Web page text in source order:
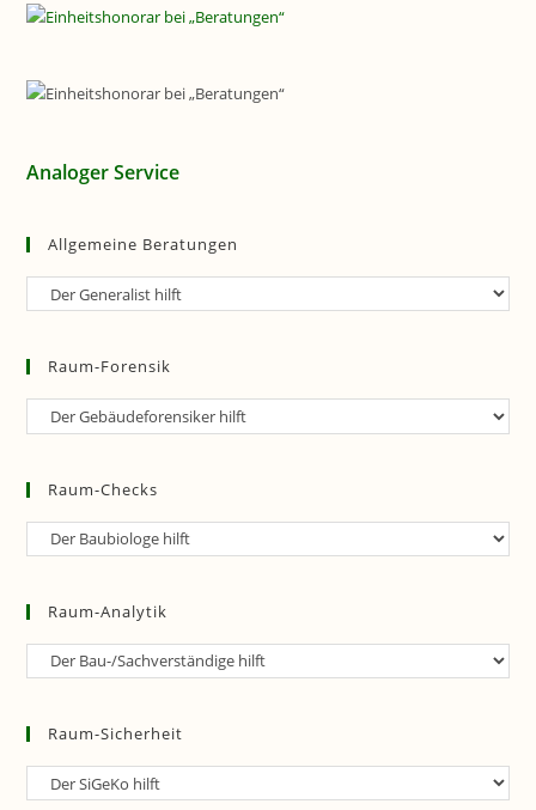
Analoger Service
Allgemeine Beratungen
Allgemeine
Raum-Forensik
Raum-
Raum-Checks
Raum-
Raum-Analytik
Raum-
Raum-Sicherheit
Raum-